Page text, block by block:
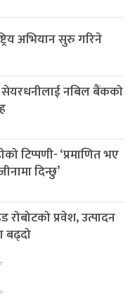
अभियान सुरु गरिने
सेयरधनीलाई नबिल बैंकको
टिप्पणी- ‘प्रमाणित भए
दिन्छु’
रोबोटको प्रवेश, उत्पादन
बढ्दो